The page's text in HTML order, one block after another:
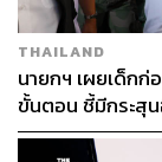
THAILAND
นายกฯ เผยเด็กก่
ขั้นตอน ชี้มีกระสุ
สูญเสียเพิ่ม